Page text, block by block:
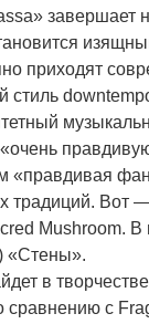
завершает
приходят
стиль
«правдивая
традиций. Вот
Mushroom. В
«Стены».
в
сравнению с